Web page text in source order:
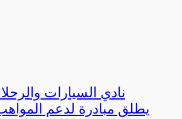
نادي السيارات
يطلق مبادرة لدعم